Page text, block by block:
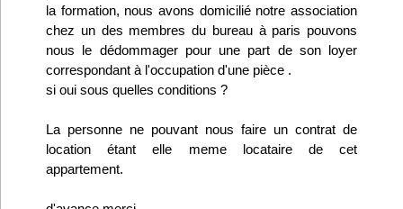
VieAsso
Infos
Abo Lettrasso
la formation, nous avons domicilié notre association
chez un des membres du bureau à paris pouvons
nous le dédommager pour une part de son loyer
correspondant à l'occupation d'une pièce .
si oui sous quelles conditions ?
La personne ne pouvant nous faire un contrat de
location étant elle meme locataire de cet
appartement.